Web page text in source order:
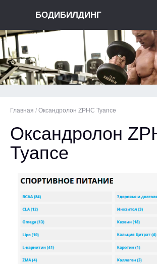
БОДИБИЛДИНГ
Главная / Оксандролон ZPHC Туапсе
Оксандролон
Туапсе